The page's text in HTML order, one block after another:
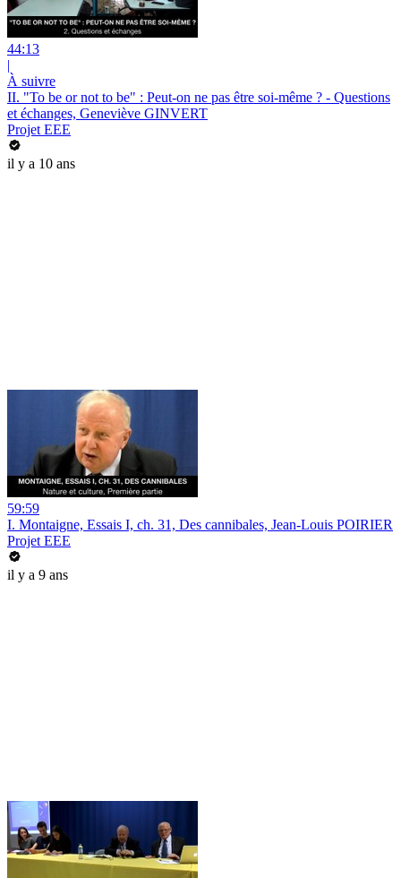
44:13
|
À suivre
II. "To be or not to be" : Peut-on ne pas être soi-même ? - Questions
et échanges, Geneviève GINVERT
Projet EEE
il y a 10 ans
59:59
I. Montaigne, Essais I, ch. 31, Des cannibales, Jean-Louis POIRIER
Projet EEE
il y a 9 ans